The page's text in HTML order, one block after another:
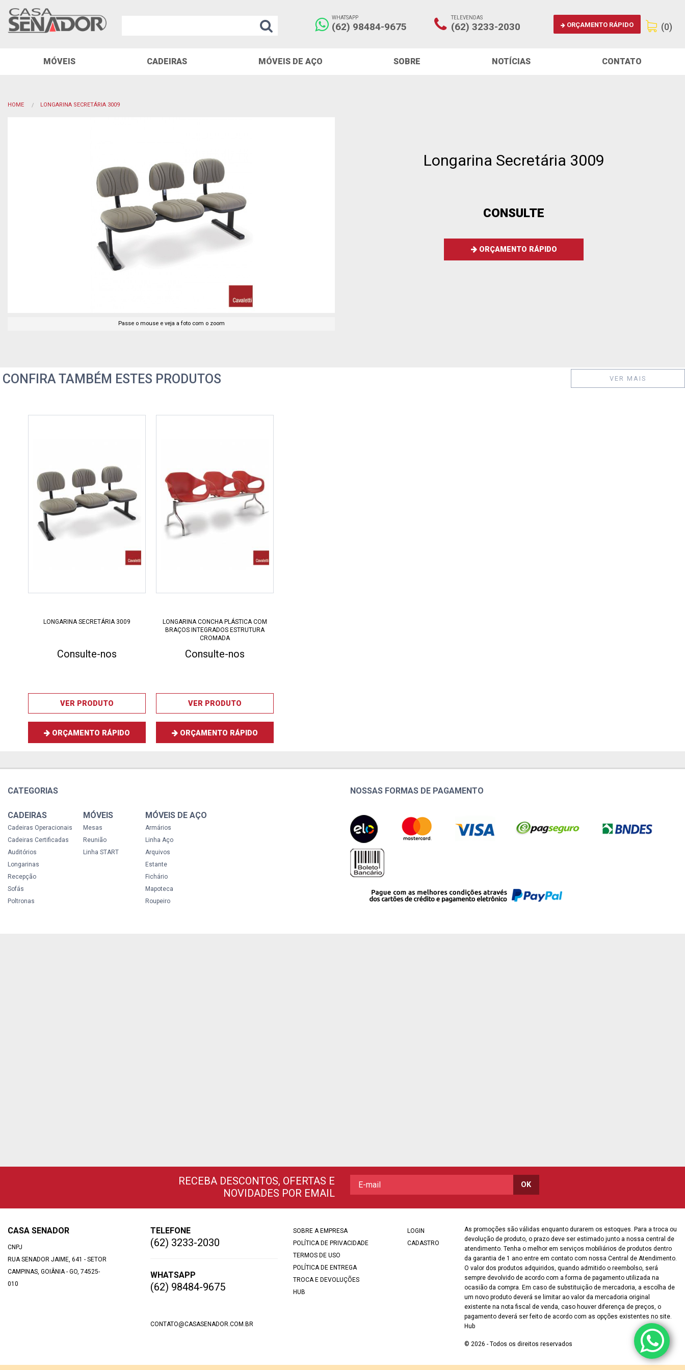
WHATSAPP
(62) 98484-9675
TELEVENDAS
(62) 3233-2030 ORÇAMENTO RÁPIDO (0)
MÓVEIS CADEIRAS MÓVEIS DE AÇO SOBRE NOTÍCIAS CONTATO
HOME LONGARINA SECRETÁRIA 3009
Passe o mouse e veja a foto com o zoom
Longarina Secretária 3009
CONSULTE
ORÇAMENTO RÁPIDO
CONFIRA TAMBÉM ESTES PRODUTOS VER MAIS
LONGARINA SECRETÁRIA 3009
Consulte-nos
VER PRODUTO
ORÇAMENTO RÁPIDO
LONGARINA CONCHA PLÁSTICA COM
BRAÇOS INTEGRADOS ESTRUTURA
CROMADA
Consulte-nos
VER PRODUTO
ORÇAMENTO RÁPIDO
CATEGORIAS
CADEIRAS
Cadeiras Operacionais
Cadeiras Certificadas
Auditórios
Longarinas
Recepção
Sofás
Poltronas
MÓVEIS
Mesas
Reunião
Linha START
MÓVEIS DE AÇO
Armários
Linha Aço
Arquivos
Estante
Fichário
Mapoteca
Roupeiro
NOSSAS FORMAS DE PAGAMENTO
RECEBA DESCONTOS, OFERTAS E
NOVIDADES POR EMAIL
CASA SENADOR
CNPJ
RUA SENADOR JAIME, 641 - SETOR
CAMPINAS, GOIÂNIA - GO, 74525-
010
TELEFONE
(62) 3233-2030
WHATSAPP
(62) 98484-9675
CONTATO@CASASENADOR.COM.BR
SOBRE A EMPRESA
POLÍTICA DE PRIVACIDADE
TERMOS DE USO
POLÍTICA DE ENTREGA
TROCA E DEVOLUÇÕES
HUB
LOGIN
CADASTRO
As promoções são válidas enquanto durarem os estoques. Para a troca ou
devolução de produto, o prazo deve ser estimado junto a nossa central de
atendimento. Tenha o melhor em serviços mobiliários de produtos dentro
da garantia de 1 ano entre em contato com nossa Central de Atendimento.
O valor dos produtos adquiridos, quando admitido o reembolso, será
sempre devolvido de acordo com a forma de pagamento utilizada na
ocasião da compra. Em caso de substituição de mercadoria, a escolha de
um novo produto deverá se limitar ao valor da mercadoria original
existente na nota fiscal de venda, caso houver diferença de preços, o
pagamento deverá ser feito de acordo com as opções existentes no site.
Hub
© 2026 - Todos os direitos reservados